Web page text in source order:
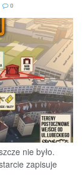
0
nie było.
zapisuje